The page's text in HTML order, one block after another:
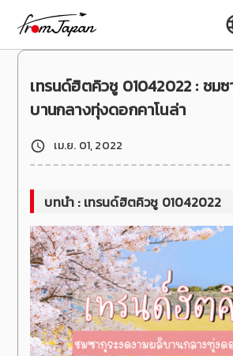
เทรนด์ฮิตคิวชู 01042022 : ชม
บานกลางทุ่งดอกคาโนล่า
เม.ย. 01, 2022
บทนำ : เทรนด์ฮิตคิวชู 01042022